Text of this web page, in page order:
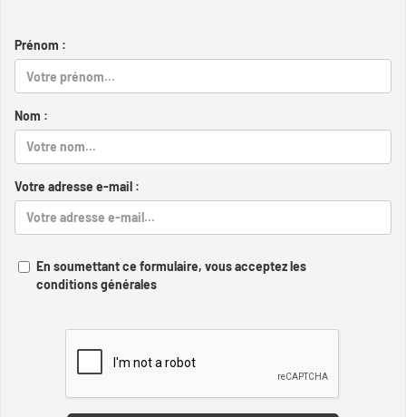
Prénom :
Nom :
Votre adresse e-mail :
En soumettant ce formulaire, vous acceptez les
conditions générales